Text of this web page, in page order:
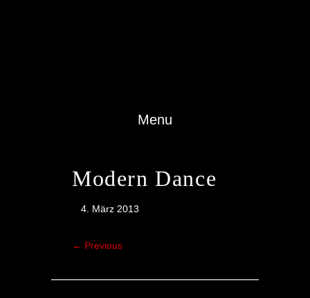
Menu
Modern Dance
4. März 2013
← Previous